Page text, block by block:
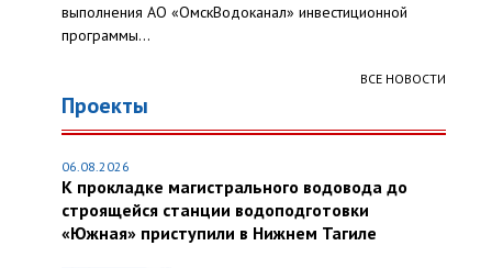
выполнения АО «ОмскВодоканал» инвестиционной
программы...
ВСЕ НОВОСТИ
Проекты
06.08.2026
К прокладке магистрального водовода до
строящейся станции водоподготовки
«Южная» приступили в Нижнем Тагиле